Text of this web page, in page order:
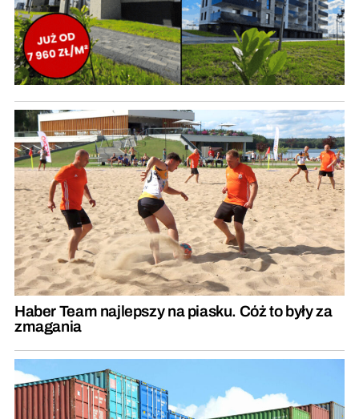
Haber Team najlepszy na piasku. Cóż to były za
zmagania